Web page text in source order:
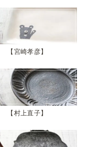
宮崎孝彦
村上直子